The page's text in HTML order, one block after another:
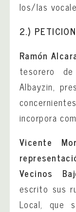
los/las
2.)
Ramón
tesorero
Albayzin,
incorpora
Vicente
Vecinos
escrito sus
Local, que